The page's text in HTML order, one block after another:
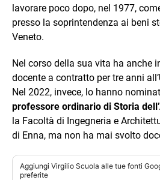
lavorare poco dopo, nel 1977,
presso la soprintendenza ai beni
Veneto.
Nel corso della sua vita ha anche
docente a contratto per tre anni all’
Nel 2022, invece, lo hanno
professore ordinario di Storia
la Facoltà di Ingegneria e
di Enna, ma non ha mai svolto
Aggiungi Virgilio Scuola alle tue fonti
preferite